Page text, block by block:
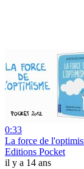
0:33
La force de
Editions Pocket
il y a 14 ans